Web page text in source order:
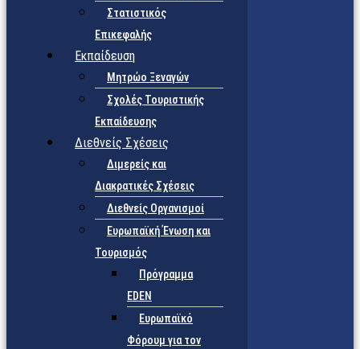
Στατιστικός
Επικεφαλής
Εκπαίδευση
Μητρώο Ξεναγών
Σχολές Τουριστικής
Εκπαίδευσης
Διεθνείς Σχέσεις
Διμερείς και
Διακρατικές Σχέσεις
Διεθνείς Οργανισμοί
Ευρωπαϊκή Ένωση και
Τουρισμός
Πρόγραμμα
EDEN
Ευρωπαϊκό
Φόρουμ για τον